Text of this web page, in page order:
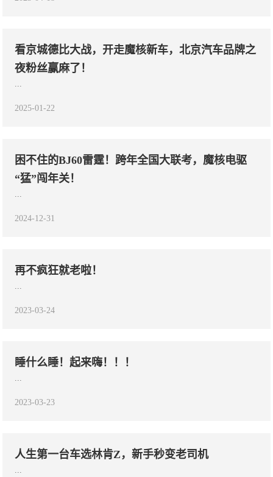
看京城德比大战，开走魔核新车，北京汽车品牌之
夜粉丝赢麻了！
...
2025-01-22
困不住的BJ60雷霆！跨年全国大联考，魔核电驱
“猛”闯年关！
...
2024-12-31
再不疯狂就老啦！
...
2023-03-24
睡什么睡！起来嗨！！！
...
2023-03-23
人生第一台车选林肯Z，新手秒变老司机
...